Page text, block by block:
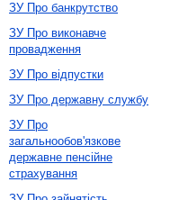
ЗУ Про банкрутство
ЗУ Про виконавче
провадження
ЗУ Про відпустки
ЗУ Про державну службу
ЗУ Про
загальнообов'язкове
державне пенсійне
страхування